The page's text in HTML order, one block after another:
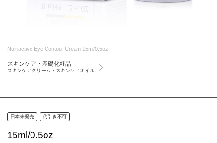
Nutriactive Eye Contour Cream 15ml/0.5oz
スキンケア・基礎化粧品
スキンケアクリーム・スキンケアオイル
日本未発売 代引き不可
15ml/0.5oz